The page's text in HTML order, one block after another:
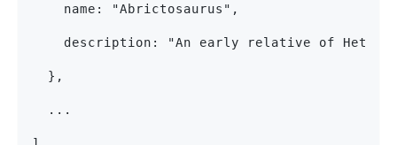
    name: "Abrictosaurus",
description: "An early relative of
  },
  ...